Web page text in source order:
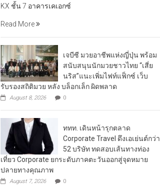
KX ชั้น 7 อาคารเคเอกซ์
Read More
เจบีซี มวยอาชีพแห่งญี่ปุ่น พร้อม
สนับสนุนนักมวยชาวไทย “เสี่ย
นริส”แนะเพิ่มไฟท์แฟ็กซ์ เว็บ
รับรองสถิติมวย หลัง บล็อกเล็ก ผิดพลาด
August 8, 2026 0
ททท. เดินหน้ารุกตลาด
Corporate Travel ดึงเอเย่นต์กว่า
52 บริษัท ทดสอบเส้นทางท่อง
เที่ยว Corporate ยกระดับภาคตะวันออกสู่จุดหมาย
ปลายทางคุณภาพ
August 7, 2026 0